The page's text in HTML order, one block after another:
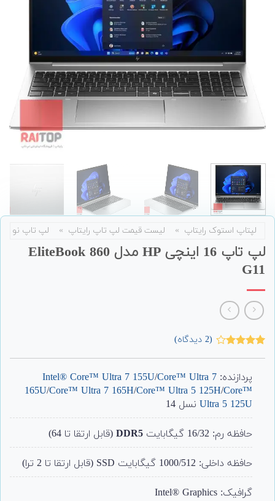
لپتاپ استوک رایتاپ » لیست قیمت لپ تاپ رایتاپ » لپ تاپ نو
لپ تاپ 16 اینچی HP مدل EliteBook 860
G11
امتیاز
مشتری
(
2دیدگاه)
پردازنده: Intel® Core™ Ultra 7 155U/Core™ Ultra 7
165U/Core™ Ultra 7 165H/Core™ Ultra 5 125H/Core™
Ultra 5 125Uنسل 14
حافظه رم: 16/32 گیگابایت DDR5(قابل ارتقا تا 64)
حافظه داخلی: 1000/512 گیگابایت SSD (قابل ارتقا تا 2 ترا)
گرافیک: Intel® Graphics